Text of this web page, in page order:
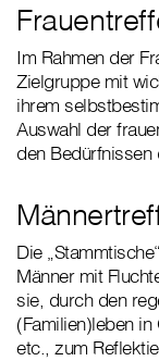
Im Rahmen der
Zielgruppe mit
ihrem
Auswahl der
den Bedürfnissen
Die
Männer mit
sie, durch den
(Familien)leben
etc., zum